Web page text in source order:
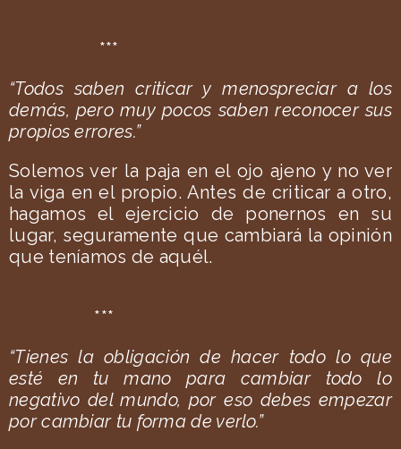
***
“Todos saben criticar y menospreciar a los
demás, pero muy pocos saben reconocer sus
propios errores.”
Solemos ver la paja en el ojo ajeno y no ver
la viga en el propio. Antes de criticar a otro,
hagamos el ejercicio de ponernos en su
lugar, seguramente que cambiará la opinión
que teníamos de aquél.
***
“Tienes la obligación de hacer todo lo que
esté en tu mano para cambiar todo lo
negativo del mundo, por eso debes empezar
por cambiar tu forma de verlo.”